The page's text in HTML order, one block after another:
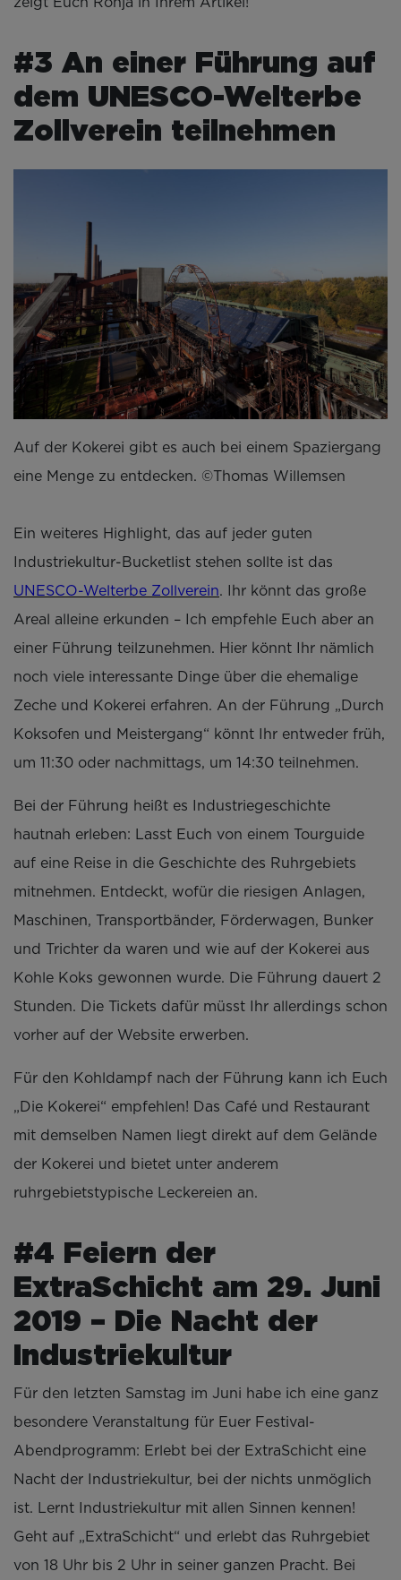
#3 An einer Führung auf
dem UNESCO-Welterbe
Zollverein teilnehmen
Auf der Kokerei gibt es auch bei einem Spaziergang
eine Menge zu entdecken. ©Thomas Willemsen
Ein weiteres Highlight, das auf jeder guten
Industriekultur-Bucketlist stehen sollte ist das
UNESCO-Welterbe Zollverein. Ihr könnt das große
Areal alleine erkunden – Ich empfehle Euch aber an
einer Führung teilzunehmen. Hier könnt Ihr nämlich
noch viele interessante Dinge über die ehemalige
Zeche und Kokerei erfahren. An der Führung „Durch
Koksofen und Meistergang“ könnt Ihr entweder früh,
um 11:30 oder nachmittags, um 14:30 teilnehmen.
Bei der Führung heißt es Industriegeschichte
hautnah erleben: Lasst Euch von einem Tourguide
auf eine Reise in die Geschichte des Ruhrgebiets
mitnehmen. Entdeckt, wofür die riesigen Anlagen,
Maschinen, Transportbänder, Förderwagen, Bunker
und Trichter da waren und wie auf der Kokerei aus
Kohle Koks gewonnen wurde. Die Führung dauert 2
Stunden. Die Tickets dafür müsst Ihr allerdings schon
vorher auf der Website erwerben.
Für den Kohldampf nach der Führung kann ich Euch
„Die Kokerei“ empfehlen! Das Café und Restaurant
mit demselben Namen liegt direkt auf dem Gelände
der Kokerei und bietet unter anderem
ruhrgebietstypische Leckereien an.
#4 Feiern der
ExtraSchicht am 29. Juni
2019 – Die Nacht der
Industriekultur
Für den letzten Samstag im Juni habe ich eine ganz
besondere Veranstaltung für Euer Festival-
Abendprogramm: Erlebt bei der ExtraSchicht eine
Nacht der Industriekultur, bei der nichts unmöglich
ist. Lernt Industriekultur mit allen Sinnen kennen!
Geht auf „ExtraSchicht“ und erlebt das Ruhrgebiet
von 18 Uhr bis 2 Uhr in seiner ganzen Pracht. Bei